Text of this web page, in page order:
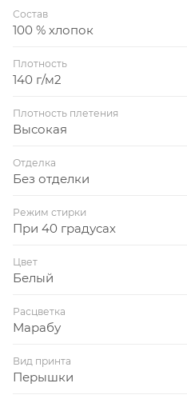
Состав
100 % хлопок
Плотность
140 г/м2
Плотность плетения
Высокая
Отделка
Без отделки
Режим стирки
При 40 градусах
Цвет
Белый
Расцветка
Марабу
Вид принта
Перышки